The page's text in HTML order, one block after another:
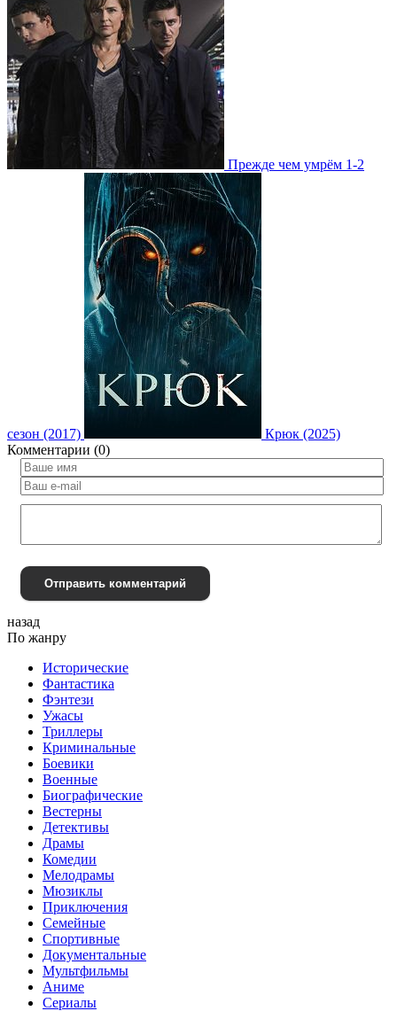
Прежде чем умрём 1-2
сезон (2017)
Крюк (2025)
Комментарии (0)
Отправить комментарий
назад
По жанру
Исторические
Фантастика
Фэнтези
Ужасы
Триллеры
Криминальные
Боевики
Военные
Биографические
Вестерны
Детективы
Драмы
Комедии
Мелодрамы
Мюзиклы
Приключения
Семейные
Спортивные
Документальные
Мультфильмы
Аниме
Сериалы